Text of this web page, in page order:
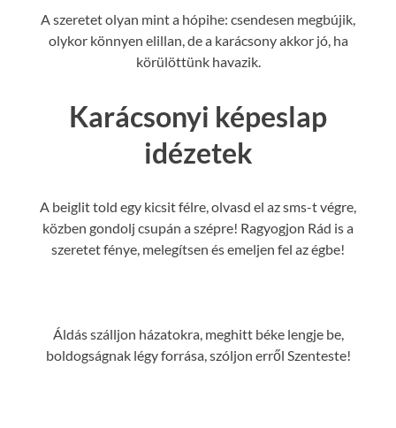
A szeretet olyan mint a hópihe: csendesen megbújik,
olykor könnyen elillan, de a karácsony akkor jó, ha
körülöttünk havazik.
Karácsonyi képeslap
idézetek
A beiglit told egy kicsit félre, olvasd el az sms-t végre,
közben gondolj csupán a szépre! Ragyogjon Rád is a
szeretet fénye, melegítsen és emeljen fel az égbe!
Áldás szálljon házatokra, meghitt béke lengje be,
boldogságnak légy forrása, szóljon erről Szenteste!